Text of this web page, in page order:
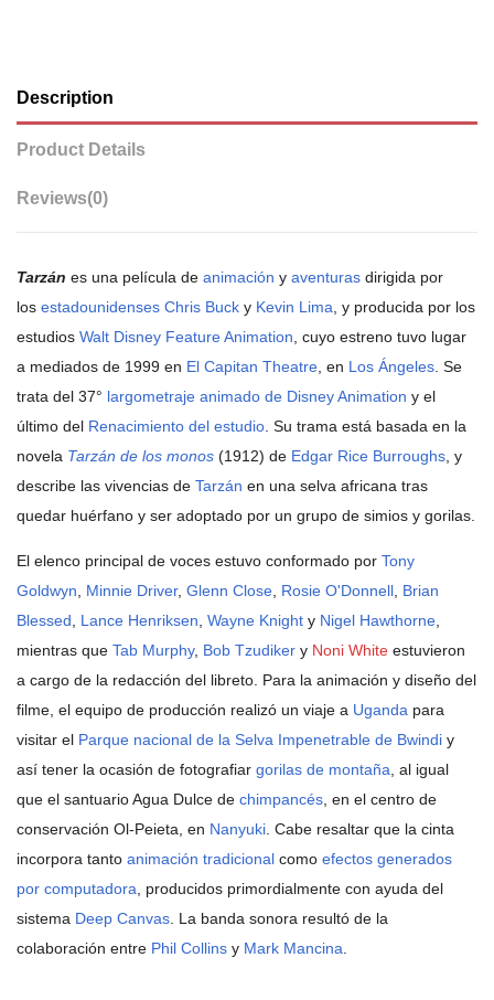
Description
Product Details
Reviews(0)
Tarzán es una película de animación y aventuras dirigida por
los estadounidenses Chris Buck y Kevin Lima, y producida por los
estudios Walt Disney Feature Animation, cuyo estreno tuvo lugar
a mediados de 1999 en El Capitan Theatre, en Los Ángeles. Se
trata del 37° largometraje animado de Disney Animation y el
último del Renacimiento del estudio. Su trama está basada en la
novela Tarzán de los monos (1912) de Edgar Rice Burroughs, y
describe las vivencias de Tarzán en una selva africana tras
quedar huérfano y ser adoptado por un grupo de simios y gorilas.
El elenco principal de voces estuvo conformado por Tony
Goldwyn, Minnie Driver, Glenn Close, Rosie O'Donnell, Brian
Blessed, Lance Henriksen, Wayne Knight y Nigel Hawthorne,
mientras que Tab Murphy, Bob Tzudiker y Noni White estuvieron
a cargo de la redacción del libreto. Para la animación y diseño del
filme, el equipo de producción realizó un viaje a Uganda para
visitar el Parque nacional de la Selva Impenetrable de Bwindi y
así tener la ocasión de fotografiar gorilas de montaña, al igual
que el santuario Agua Dulce de chimpancés, en el centro de
conservación Ol-Peieta, en Nanyuki. Cabe resaltar que la cinta
incorpora tanto animación tradicional como efectos generados
por computadora, producidos primordialmente con ayuda del
sistema Deep Canvas. La banda sonora resultó de la
colaboración entre Phil Collins y Mark Mancina.